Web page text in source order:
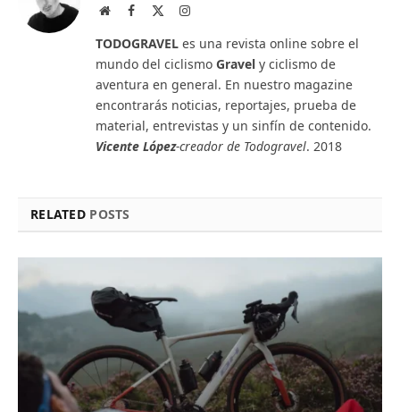
WebsiteFacebook Instagram
TODOGRAVEL es una revista online sobre el
mundo del ciclismo Gravel y ciclismo de
aventura en general. En nuestro magazine
encontrarás noticias, reportajes, prueba de
material, entrevistas y un sinfín de contenido.
Vicente López-creador de Todogravel. 2018
RELATED POSTS